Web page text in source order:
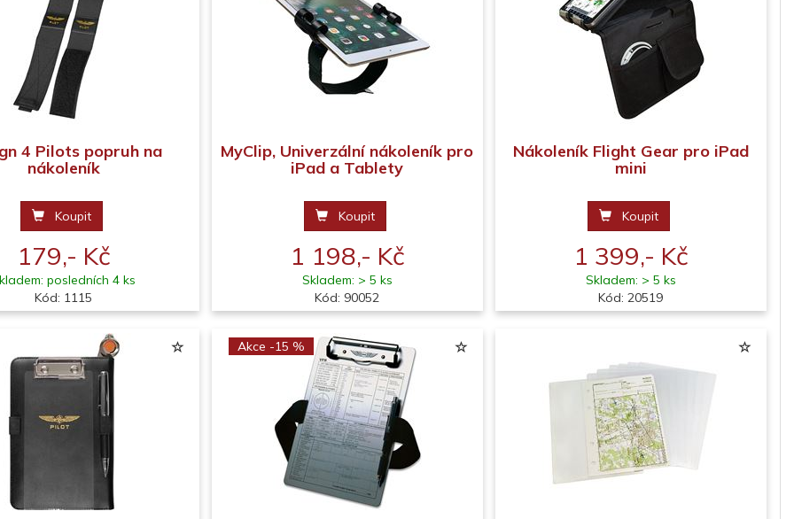
4 Pilots popruh na
nákoleník
Koupit
179,- Kč
posledních 4 ks
Kód: 1115
MyClip, Univerzální nákoleník pro
iPad a Tablety
Koupit
1 198,- Kč
Skladem: > 5 ks
Kód: 90052
Nákoleník Flight Gear pro iPad
mini
Koupit
1 399,- Kč
Skladem: > 5 ks
Kód: 20519
Akce -15 %